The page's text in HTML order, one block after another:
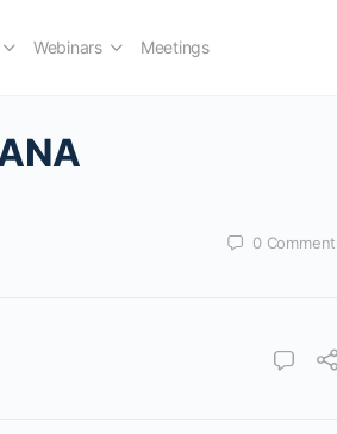
Webinars Meetings
0